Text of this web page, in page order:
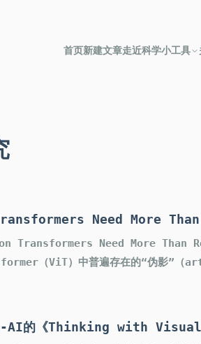
首页新建文章走近科学小工具
Need More
Transformers Need More Than
（ViT）中普遍存在的“伪影”
AI的《Thinking with